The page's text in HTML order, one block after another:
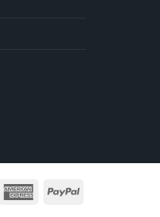
AmericanPayPal